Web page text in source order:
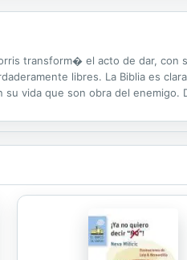
transform� el acto de dar, con
libres. La Biblia es
vida que son obra del